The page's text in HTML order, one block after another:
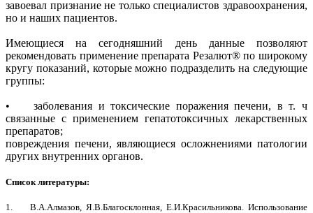
завоевал признание не только специалистов здравоохранения,
но и наших пациентов.
Имеющиеся на сегодняшний день данные позволяют
рекомендовать применение препарата Резалют® по широкому
кругу показаний, которые можно подразделить на следующие
группы:
• заболевания и токсические поражения печени, в т. ч
связанные с применением гепатотоксичных лекарственных
препаратов;
повреждения печени, являющиеся осложнениями патологии
других внутренних органов.
Список литературы:
1. В.А.Алмазов, Я.В.Благосклонная, Е.И.Красильникова. Использование